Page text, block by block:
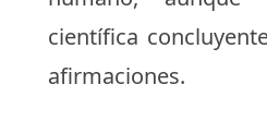
científica
afirmaciones.